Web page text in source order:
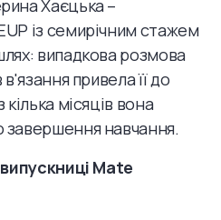
Хаєцька –
із семирічним стажем
випадкова розмова
привела її до
місяців вона
навчання.
випускниці Mate